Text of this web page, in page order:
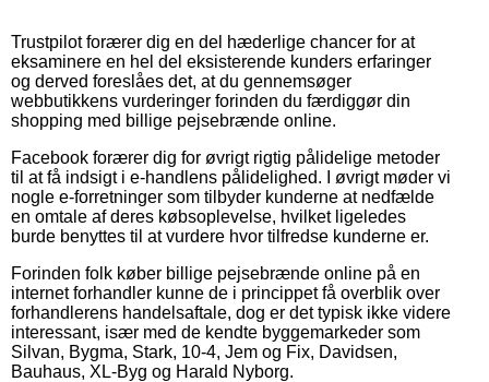
Trustpilot forærer dig en del hæderlige chancer for at
eksaminere en hel del eksisterende kunders erfaringer
og derved foreslåes det, at du gennemsøger
webbutikkens vurderinger forinden du færdiggør din
shopping med billige pejsebrænde online.
Facebook forærer dig for øvrigt rigtig pålidelige metoder
til at få indsigt i e-handlens pålidelighed. I øvrigt møder vi
nogle e-forretninger som tilbyder kunderne at nedfælde
en omtale af deres købsoplevelse, hvilket ligeledes
burde benyttes til at vurdere hvor tilfredse kunderne er.
Forinden folk køber billige pejsebrænde online på en
internet forhandler kunne de i princippet få overblik over
forhandlerens handelsaftale, dog er det typisk ikke videre
interessant, især med de kendte byggemarkeder som
Silvan, Bygma, Stark, 10-4, Jem og Fix, Davidsen,
Bauhaus, XL-Byg og Harald Nyborg.